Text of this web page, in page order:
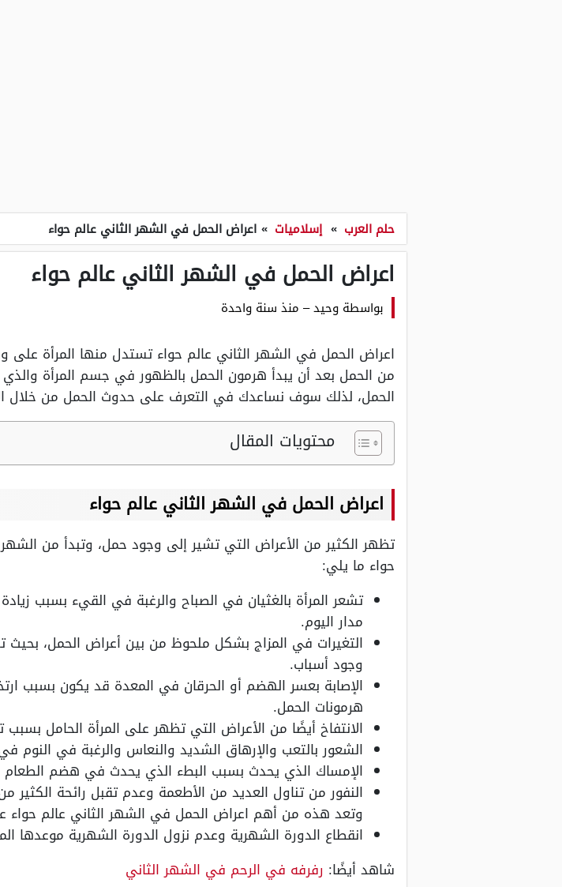
حلم العرب » إسلاميات » اعراض الحمل في الشهر الثاني عالم حواء
اعراض الحمل في الشهر الثاني عالم حواء
بواسطة وحيد– منذ سنة واحدة
اعراض الحمل في الشهر الثاني عالم حواء تستدل منها المرأة
من الحمل بعد أن يبدأ هرمون الحمل بالظهور في جسم المرأة
الحمل، لذلك سوف نساعدك في التعرف على حدوث الحمل من خلال
محتويات المقال
اعراض الحمل في الشهر الثاني عالم حواء
تظهر الكثير من الأعراض التي تشير إلى وجود حمل، وتبدأ من
حواء ما يلي:
تشعر المرأة بالغثيان في الصباح والرغبة في القيء بسبب
مدار اليوم.
التغيرات في المزاج بشكل ملحوظ من بين أعراض الحمل،
وجود أسباب.
الإصابة بعسر الهضم أو الحرقان في المعدة قد يكون بسبب
هرمونات الحمل.
الانتفاخ أيضًا من الأعراض التي تظهر على المرأة الحامل بسبب
الشعور بالتعب والإرهاق الشديد والنعاس والرغبة في
الإمساك الذي يحدث بسبب البطء الذي يحدث في هضم الطعام
النفور من تناول العديد من الأطعمة وعدم تقبل رائحة الكثير
وتعد هذه من أهم اعراض الحمل في الشهر الثاني عالم حواء
انقطاع الدورة الشهرية وعدم نزول الدورة الشهرية موعدها
شاهد أيضًا: رفرفه في الرحم في الشهر الثاني